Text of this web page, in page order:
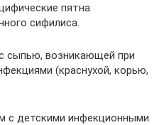
пятна
сифилиса.
сыпью, возникающей при
(краснухой, корью,
с детскими инфекционными